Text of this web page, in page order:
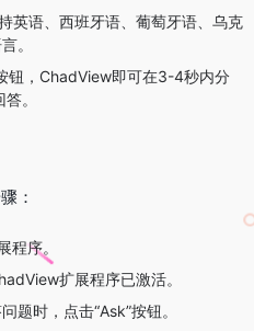
英语、西班牙语、葡萄牙语、乌克
。
钮，ChadView即可在3-4秒内分
。
：
程序。
扩展程序已激活。
题时，点击“Ask”按钮。